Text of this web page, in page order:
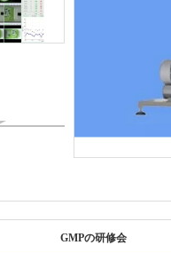
GMPの研修会